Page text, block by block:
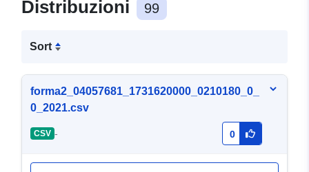
Distribuzioni 99
Sort
forma2_04057681_1731620000_0210180_0_
0_2021.csv
CSV - 0